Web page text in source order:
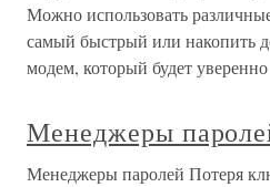
Можно использовать
самый быстрый или накопить
модем, который будет уверенно
Менеджеры
Менеджеры паролей Потеря